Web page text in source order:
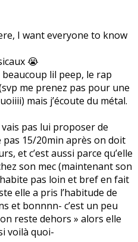
I want everyone to know
😭
lil peep, le rap
me prenez pas pour une
mais j’écoute du métal.
pas lui proposer de
15/20min après on doit
et c’est aussi parce qu’elle
son mec (maintenant son
pas loin et bref en fait
elle a pris l’habitude de
et bonnnn- c’est un peu
reste dehors » alors elle
voilà quoi-